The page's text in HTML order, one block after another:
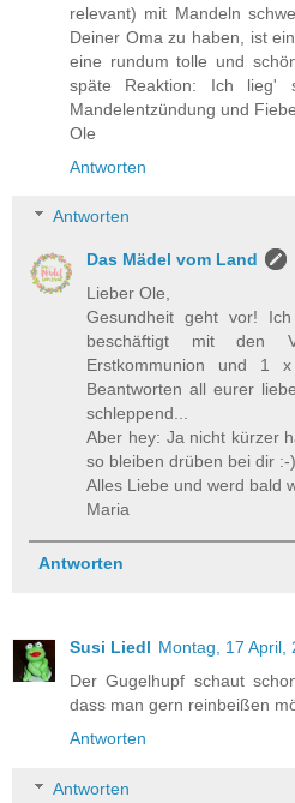
relevant) mit Mandeln
Deiner Oma zu haben, ist
eine rundum tolle und
späte Reaktion: Ich lieg'
Mandelentzündung und
Ole
Antworten
Antworten
Das Mädel vom Land
Lieber Ole,
Gesundheit geht vor!
beschäftigt mit den
Erstkommunion und 1
Beantworten all eurer
schleppend...
Aber hey: Ja nicht kürzer
so bleiben drüben bei dir :-
Alles Liebe und werd bald
Maria
Antworten
Susi Liedl Montag, 17 April,
Der Gugelhupf schaut
dass man gern reinbeißen
Antworten
Antworten